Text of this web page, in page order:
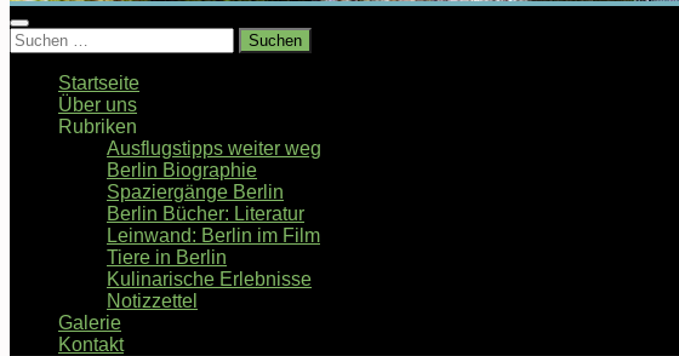
Suchen
nach:
Startseite
Über uns
Rubriken
Ausflugstipps weiter weg
Berlin Biographie
Spaziergänge Berlin
Berlin Bücher: Literatur
Leinwand: Berlin im Film
Tiere in Berlin
Kulinarische Erlebnisse
Notizzettel
Galerie
Kontakt